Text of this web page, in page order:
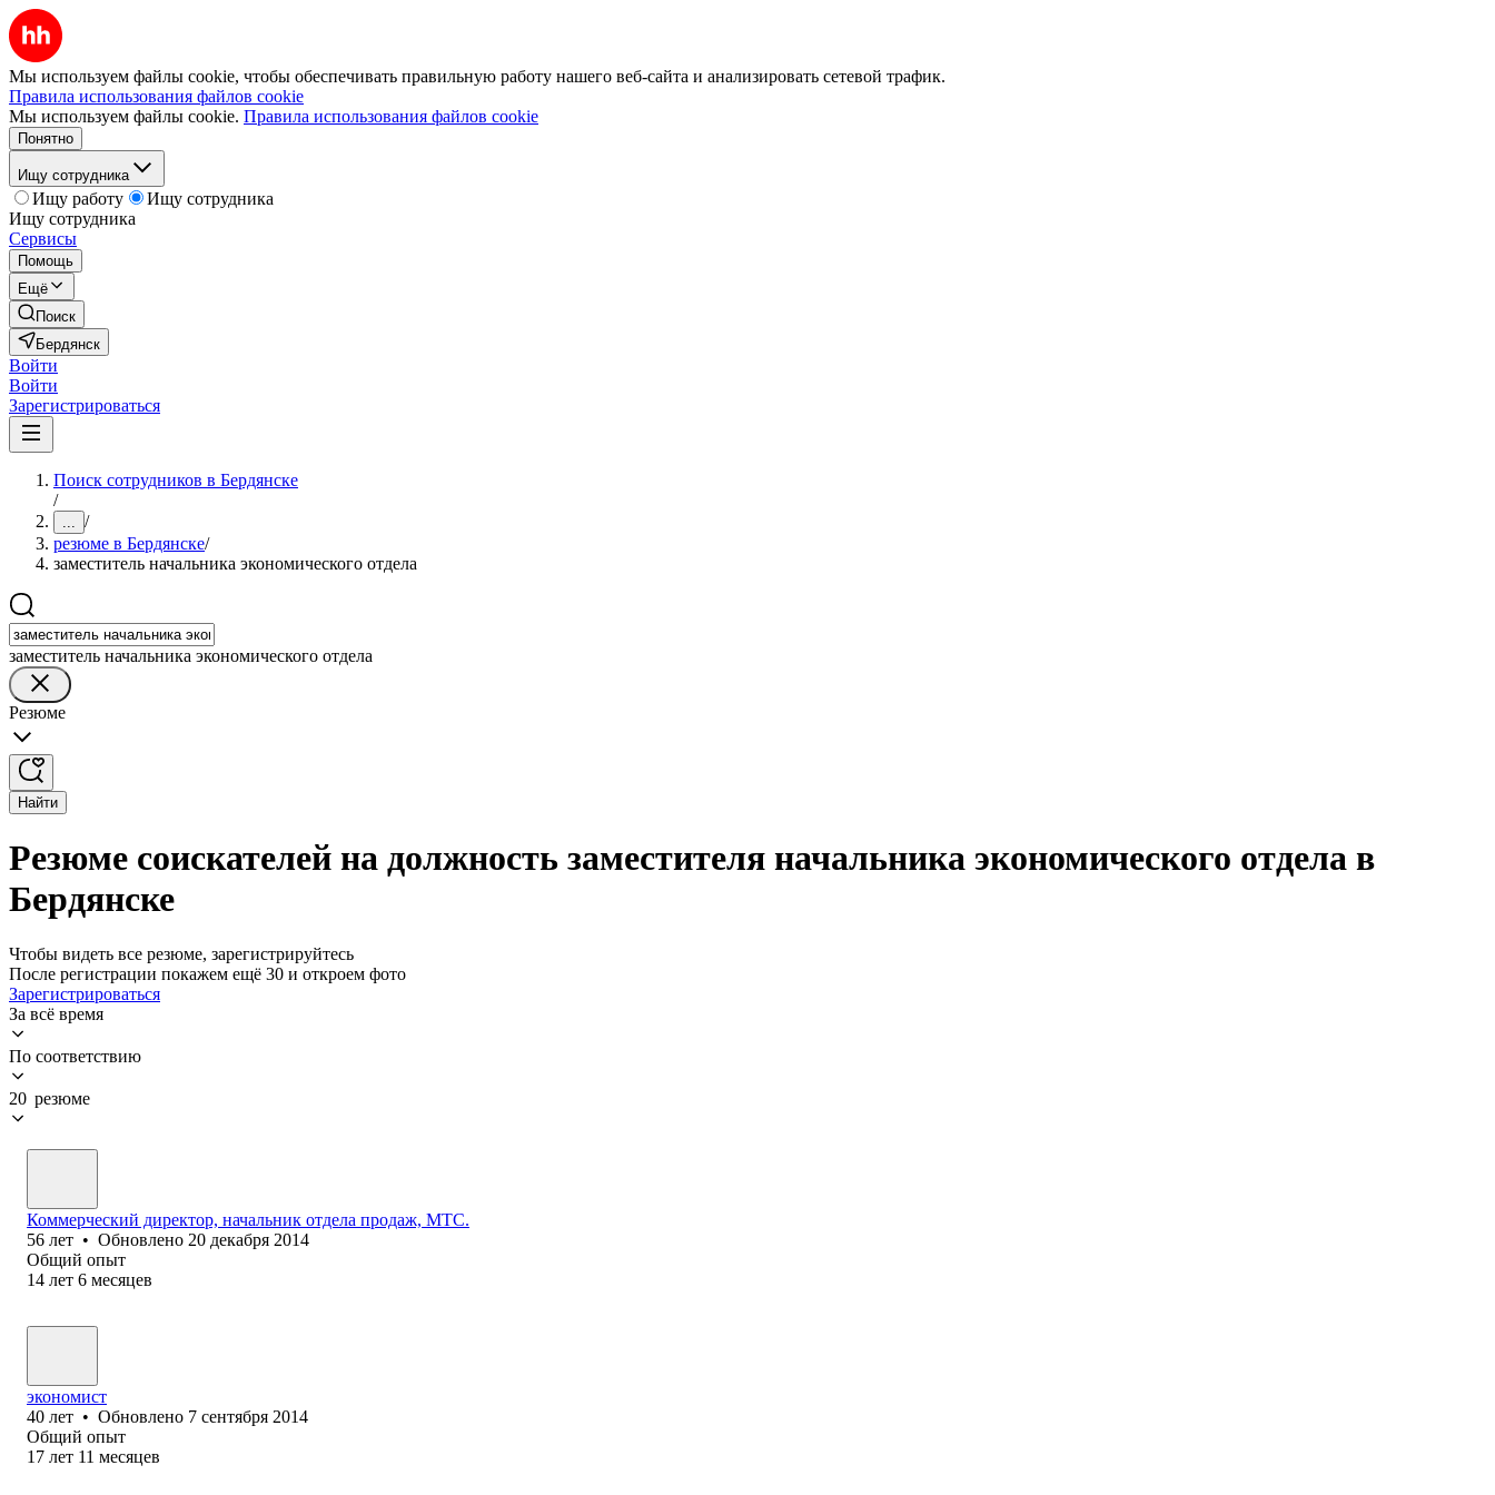
Мы используем файлы cookie, чтобы обеспечивать правильную работу нашего веб-сайта и анализировать сетевой трафик.
Правила использования файлов cookie
Мы используем файлы cookie. Правила использования файлов cookie
Понятно
Ищу сотрудника
Ищу работу
Ищу сотрудника
Ищу сотрудника
Сервисы
Помощь
Ещё
Поиск
Бердянск
Войти
Войти
Зарегистрироваться
Поиск сотрудников в Бердянске
/
... /
резюме в Бердянске/
заместитель начальника экономического отдела
заместитель начальника экономического отдела
Резюме
Найти
Резюме соискателей на должность заместителя начальника экономического отдела в
Бердянске
Чтобы видеть все резюме, зарегистрируйтесь
После регистрации покажем ещё 30 и откроем фото
Зарегистрироваться
За всё время
По соответствию
20 резюме
Коммерческий директор, начальник отдела продаж, МТС.
56 лет • Обновлено 20 декабря 2014
Общий опыт
14 лет 6 месяцев
экономист
40 лет • Обновлено 7 сентября 2014
Общий опыт
17 лет 11 месяцев